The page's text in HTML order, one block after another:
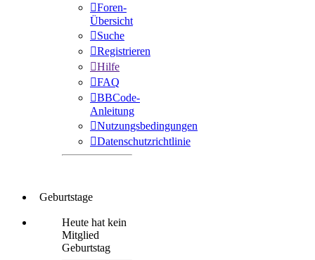
Foren-
Übersicht
Suche
Registrieren
Hilfe
FAQ
BBCode-
Anleitung
Nutzungsbedingungen
Datenschutzrichtlinie
Geburtstage
Heute hat kein
Mitglied
Geburtstag